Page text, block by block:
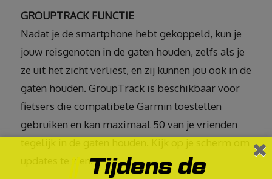
GROUPTRACK FUNCTIE
Nadat je de smartphone hebt gekoppeld, kun je
jouw reisgenoten in de gaten houden, zelfs als je
ze uit het zicht verliest, en zij kunnen jou ook in de
gaten houden. GroupTrack is beschikbaar voor
fietsers die compatibele Garmin toestellen
gebruiken en kan maximaal 50 van je vrienden
updates te zien.Tijdens de